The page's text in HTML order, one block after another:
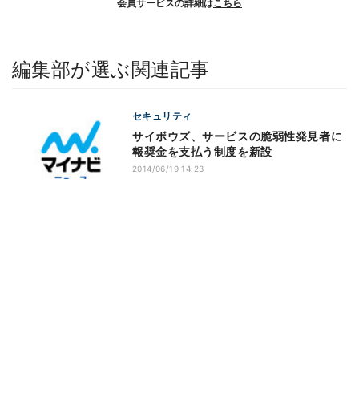
会員サービスの詳細はこちら
編集部が選ぶ関連記事
セキュリティ
サイボウズ、サービスの脆弱性発見者に
報奨金を支払う制度を新設
2014/06/19 14:23